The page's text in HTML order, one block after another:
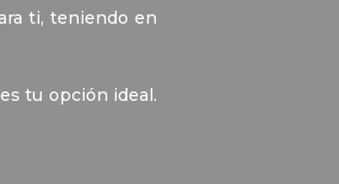
ti, teniendo en
tu opción ideal.